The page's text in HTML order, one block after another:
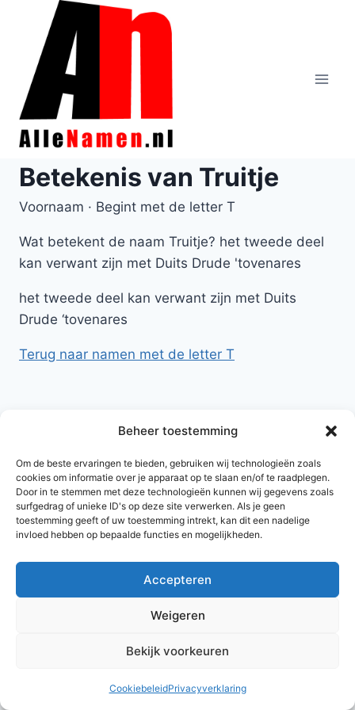
Beheer toestemming
Om de beste ervaringen te bieden, gebruiken wij technologieën zoals
cookies om informatie over je apparaat op te slaan en/of te raadplegen.
Door in te stemmen met deze technologieën kunnen wij gegevens zoals
surfgedrag of unieke ID's op deze site verwerken. Als je geen
toestemming geeft of uw toestemming intrekt, kan dit een nadelige
invloed hebben op bepaalde functies en mogelijkheden.
Accepteren
Weigeren
Bekijk voorkeuren
CookiebeleidPrivacyverklaring
Doorgaan
inhoud
Betekenis van Truitje
Voornaam · Begint met de letter T
Wat betekent de naam Truitje? het tweede deel
kan verwant zijn met Duits Drude 'tovenares
het tweede deel kan verwant zijn met Duits
Drude ‘tovenares
Terug naar namen met de letter T
© 2026 AlleNamen.nl